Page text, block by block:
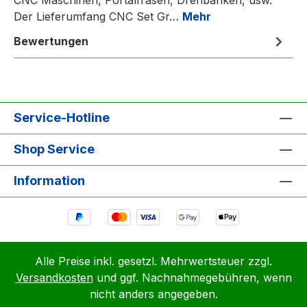
Der Lieferumfang CNC Set Gr… Mehr
Bewertungen
Service-Hotline
Shop Service
Information
Alle Preise inkl. gesetzl. Mehrwertsteuer zzgl.
Versandkostenund ggf. Nachnahmegebühren, wenn
nicht anders angegeben.